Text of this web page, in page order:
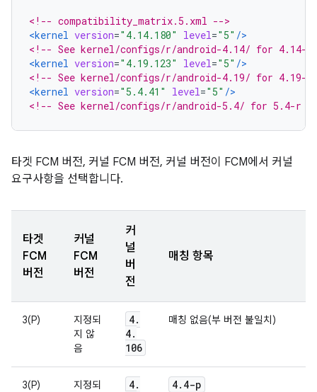
<!-- compatibility_matrix.5.xml -->
<kernel version="4.14.180" level="5" />
<!-- See kernel/configs/r/android-4.14/ for 4.14-r
<kernel version="4.19.123" level="5" />
<!-- See kernel/configs/r/android-4.19/ for 4.19-r
<kernel version="5.4.41" level="5" />
<!-- See kernel/configs/r/android-5.4/ for 5.4-r
타겟 FCM 버전, 커널 FCM 버전, 커널 버전이 FCM에서 커널
요구사항을 선택합니다.
타겟
FCM
버전
커널
FCM
버전
커
널
버
전
매칭 항목
3(P)
지정되
지 않
음
4.
4.
106
매칭 없음(부 버전 불일치)
3(P)
지정되
4.
4. 4-p